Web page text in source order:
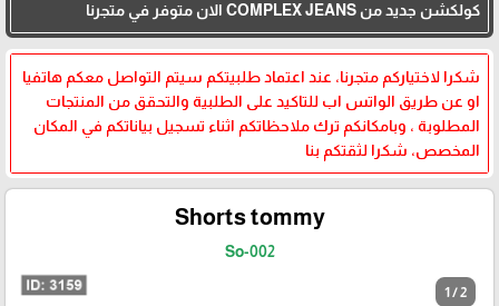
كولكشن جديد من COMPLEX JEANS الان متوفر في متجرنا
شكرا لاختياركم متجرنا، عند اعتماد طلبيتكم سيتم التواصل معكم هاتفيا
او عن طريق الواتس اب للتاكيد على الطلبية والتحقق من المنتجات
المطلوبة ، وبامكانكم ترك ملاحظاتكم اثناء تسجيل بياناتكم في المكان
المخصص، شكرا لثقتكم بنا
Shorts tommy
So-002
1 / 2